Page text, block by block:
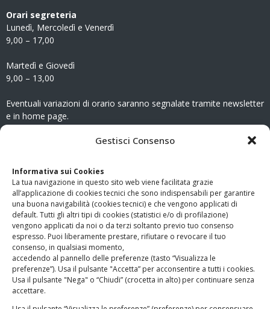
Gestisci Consenso
Informativa sui Cookies
La tua navigazione in questo sito web viene facilitata grazie
all’applicazione di cookies tecnici che sono indispensabili per garantire
una buona navigabilità (cookies tecnici) e che vengono applicati di
default. Tutti gli altri tipi di cookies (statistici e/o di profilazione)
vengono applicati da noi o da terzi soltanto previo tuo consenso
espresso. Puoi liberamente prestare, rifiutare o revocare il tuo
consenso, in qualsiasi momento,
accedendo al pannello delle preferenze (tasto “Visualizza le
preferenze”). Usa il pulsante "Accetta” per acconsentire a tutti i cookies.
Usa il pulsante "Nega" o “Chiudi” (crocetta in alto) per continuare senza
accettare.
Orari segreteria
Lunedì, Mercoledì e Venerdì
9,00 – 17,00
Martedì e Giovedì
9,00 – 13,00
Eventuali variazioni di orario saranno segnalate tramite newsletter
e in home page.
www.odg.toscana.it – testata registrata presso il Tribunale di
Firenze al nr. 5208 dell’ 08.10.2002. Direttore responsabile:
Giampaolo Marchini – C.F. 80005790482
LINK UTILI
PagoPA
Privacy Policy